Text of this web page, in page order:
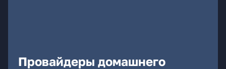
Провайдеры домашнего